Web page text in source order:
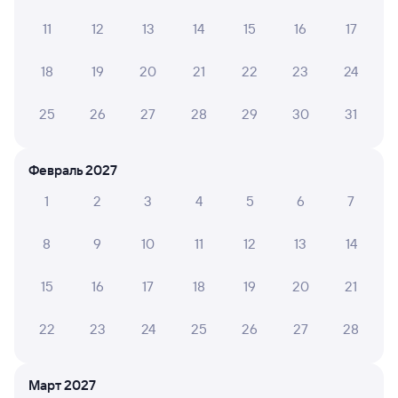
ИРИНА Г.
08 июля 2026 • Поезд 301Н
Нам понравилось. Были добрые, хорошие соседи,
чистое белье с полотенцем. Нас все устроило.
10 АЛЁНА Р.
Комфортно , уютно
11 12 13 14 15 16 17
18 19 20 21 22 23 24
25 26 27 28 29 30 31
Февраль 2027
1
2 3 4 5 6 7
8 9 10 11 12 13 14
15 16 17 18 19 20 21
22 23 24 25 26 27 28
Март 2027